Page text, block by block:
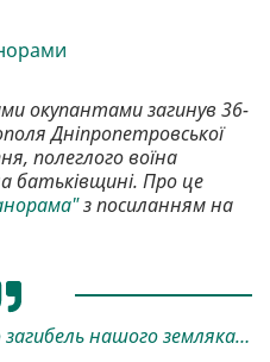
окупантами загинув 36-
Дніпропетровської
полеглого воїна
батьківщині. Про це
з посиланням на
нашого земляка…